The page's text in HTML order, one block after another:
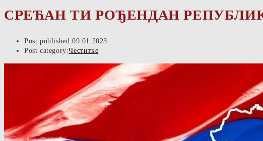
СРЕЋАН ТИ РОЂЕНДАН
Post published:09.01.2023
Post category:Честитке